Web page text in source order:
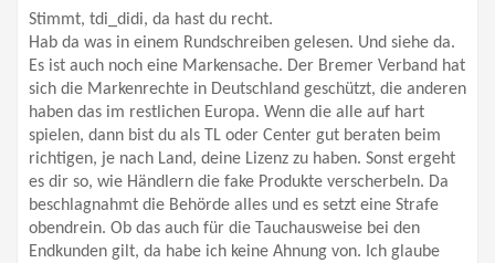
Stimmt, tdi_didi, da hast du recht.
Hab da was in einem Rundschreiben gelesen. Und siehe da.
Es ist auch noch eine Markensache. Der Bremer Verband hat
sich die Markenrechte in Deutschland geschützt, die anderen
haben das im restlichen Europa. Wenn die alle auf hart
spielen, dann bist du als TL oder Center gut beraten beim
richtigen, je nach Land, deine Lizenz zu haben. Sonst ergeht
es dir so, wie Händlern die fake Produkte verscherbeln. Da
beschlagnahmt die Behörde alles und es setzt eine Strafe
obendrein. Ob das auch für die Tauchausweise bei den
Endkunden gilt, da habe ich keine Ahnung von. Ich glaube